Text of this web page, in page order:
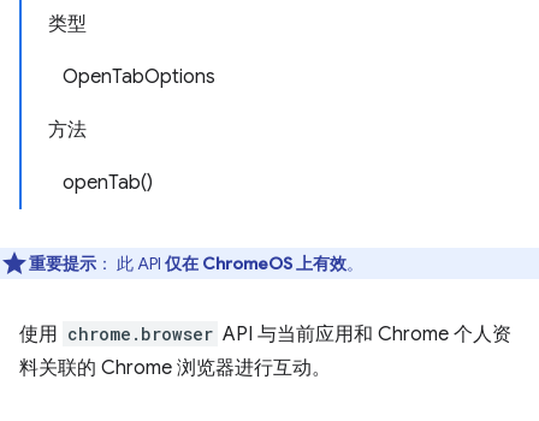
类型
OpenTabOptions
方法
openTab()
重要提示 ： 此 API 仅在 ChromeOS 上有效。
使用 chrome.browser API 与当前应用和 Chrome 个人资
料关联的 Chrome 浏览器进行互动。